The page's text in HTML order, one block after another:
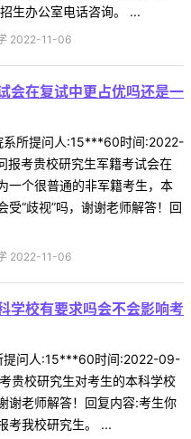
生办公室电话咨询。 ...
2022-11-06
会在复试中更占优吗还是一
系所提问人:15***60时间:2022-
考贵校研究生军籍考试会在
一个很普通的非军籍考生，本
“歧视”吗，谢谢老师解答！回
2022-11-06
学校有要求吗会不会影响考
提问人:15***60时间:2022-09-
贵校研究生对考生的本科学校
谢老师解答！回复内容:考生你
考我校研究生。 ...